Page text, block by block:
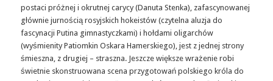
postaci próżnej i okrutnej carycy (Danuta Stenka), zafascynowanej
głównie jurnością rosyjskich hokeistów (czytelna aluzja do
fascynacji Putina gimnastyczkami) i hołdami oligarchów
(wyśmienity Patiomkin Oskara Hamerskiego), jest z jednej strony
śmieszna, z drugiej – straszna. Jeszcze większe wrażenie robi
świetnie skonstruowana scena przygotowań polskiego króla do